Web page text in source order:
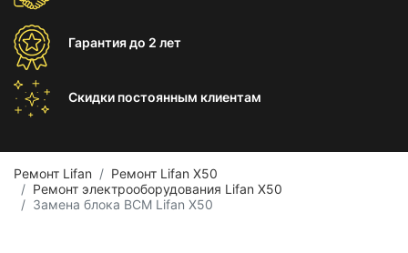
Гарантиядо 2 лет
Скидки постоянным клиентам
Ремонт Lifan
Ремонт Lifan X50
Ремонт электрооборудования Lifan X50
Замена блока BCM Lifan X50